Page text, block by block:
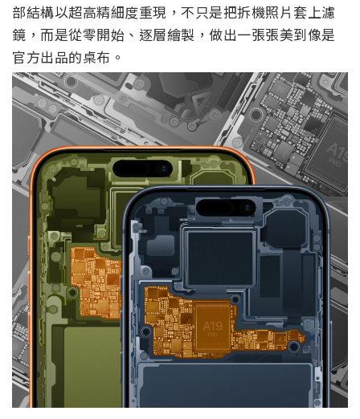
部結構以超高精細度重現，不只是把拆機照片套上濾
鏡，而是從零開始、逐層繪製，做出一張張美到像是
官方出品的桌布。